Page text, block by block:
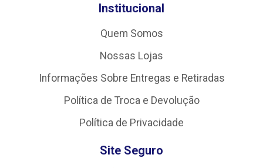
Institucional
Quem Somos
Nossas Lojas
Informações Sobre Entregas e Retiradas
Política de Troca e Devolução
Política de Privacidade
Site Seguro